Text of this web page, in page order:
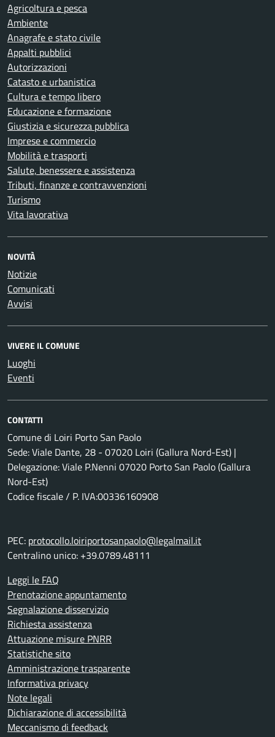
Agricoltura e pesca
Ambiente
Anagrafe e stato civile
Appalti pubblici
Autorizzazioni
Catasto e urbanistica
Cultura e tempo libero
Educazione e formazione
Giustizia e sicurezza pubblica
Imprese e commercio
Mobilità e trasporti
Salute, benessere e assistenza
Tributi, finanze e contravvenzioni
Turismo
Vita lavorativa
NOVITÀ
Notizie
Comunicati
Avvisi
VIVERE IL COMUNE
Luoghi
Eventi
CONTATTI
Comune di Loiri Porto San Paolo
Sede: Viale Dante, 28 - 07020 Loiri (Gallura Nord-Est) |
Delegazione: Viale P.Nenni 07020 Porto San Paolo (Gallura
Nord-Est)
Codice fiscale / P. IVA:00336160908
PEC: protocollo.loiriportosanpaolo@legalmail.it
Centralino unico: +39.0789.48111
Leggi le FAQ
Prenotazione appuntamento
Segnalazione disservizio
Richiesta assistenza
Attuazione misure PNRR
Statistiche sito
Amministrazione trasparente
Informativa privacy
Note legali
Dichiarazione di accessibilità
Meccanismo di feedback